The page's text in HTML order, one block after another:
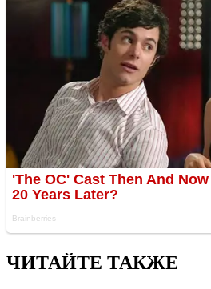
ЧИТАЙТЕ ТАКЖЕ